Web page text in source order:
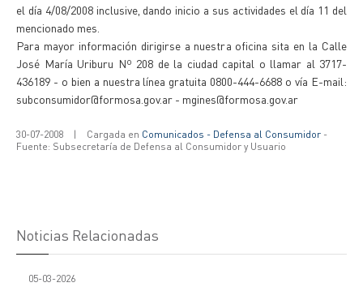
el día 4/08/2008 inclusive, dando inicio a sus actividades el día 11 del
mencionado mes.
Para mayor información dirigirse a nuestra oficina sita en la Calle
José María Uriburu Nº 208 de la ciudad capital o llamar al 3717-
436189 - o bien a nuestra línea gratuita 0800-444-6688 o vía E-mail:
subconsumidor@formosa.gov.ar - mgines@formosa.gov.ar
30-07-2008 | Cargada en Comunicados - Defensa al Consumidor -
Fuente: Subsecretaría de Defensa al Consumidor y Usuario
Noticias Relacionadas
05-03-2026